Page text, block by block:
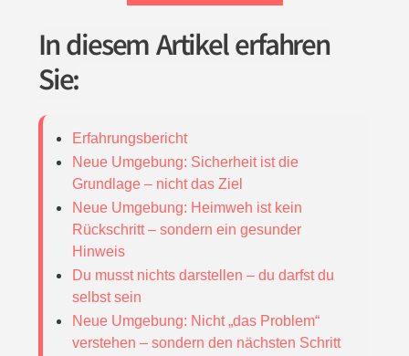
In diesem Artikel erfahren
Sie:
Erfahrungsbericht
Neue Umgebung: Sicherheit ist die
Grundlage – nicht das Ziel
Neue Umgebung: Heimweh ist kein
Rückschritt – sondern ein gesunder
Hinweis
Du musst nichts darstellen – du darfst du
selbst sein
Neue Umgebung: Nicht „das Problem“
verstehen – sondern den nächsten Schritt